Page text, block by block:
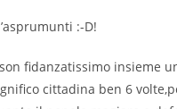
:-D!
fidanzatissimo insieme
cittadina ben 6